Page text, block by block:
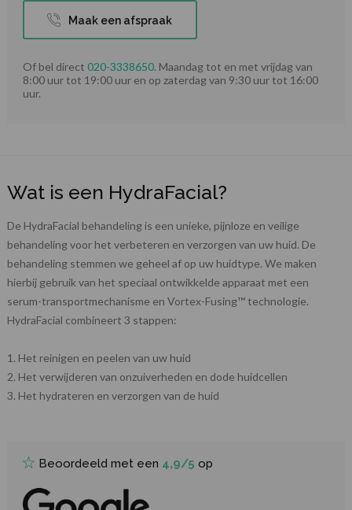
Maak een afspraak
Of bel direct 020-3338650. Maandag tot en met vrijdag van
8:00 uur tot 19:00 uur en op zaterdag van 9:30 uur tot 16:00
uur.
Wat is een HydraFacial?
De HydraFacial behandeling is een unieke, pijnloze en veilige
behandeling voor het verbeteren en verzorgen van uw huid. De
behandeling stemmen we geheel af op uw huidtype. We maken
hierbij gebruik van het speciaal ontwikkelde apparaat met een
serum-transportmechanisme en Vortex-Fusing™ technologie.
HydraFacial combineert 3 stappen:
1. Het reinigen en peelen van uw huid
2. Het verwijderen van onzuiverheden en dode huidcellen
3. Het hydrateren en verzorgen van de huid
Beoordeeld met een 4,9/5 op